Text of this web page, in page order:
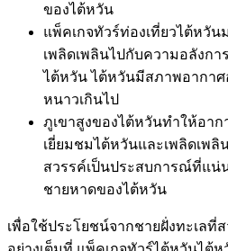
ของไต้หวัน
แพ็คเกจทัวร์ท่องเที่ยวไต้หวั
เพลิดเพลินไปกับความอลังกา
ไต้หวัน ไต้หวันมีสภาพอากา
หนาวเกินไป
ภูเขาสูงของไต้หวันทำให้อา
เยี่ยมชมไต้หวันและเพลิดเพ
สวรรค์เป็นประสบการณ์ที่แ
ชายหาดของไต้หวัน
เพื่อใช้ประโยชน์จากชายฝั่งทะเลที่